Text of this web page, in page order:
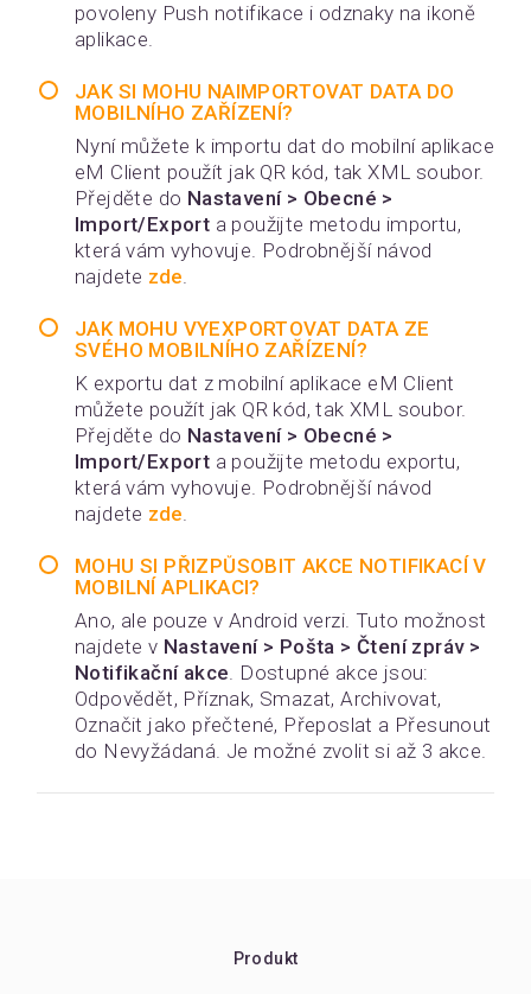
povoleny Push notifikace i odznaky na ikoně
aplikace.
JAK SI MOHU NAIMPORTOVAT DATA DO
MOBILNÍHO ZAŘÍZENÍ?
Nyní můžete k importu dat do mobilní aplikace
eM Client použít jak QR kód, tak XML soubor.
Přejděte do Nastavení > Obecné >
Import/Export a použijte metodu importu,
která vám vyhovuje. Podrobnější návod
najdete zde.
JAK MOHU VYEXPORTOVAT DATA ZE
SVÉHO MOBILNÍHO ZAŘÍZENÍ?
K exportu dat z mobilní aplikace eM Client
můžete použít jak QR kód, tak XML soubor.
Přejděte do Nastavení > Obecné >
Import/Export a použijte metodu exportu,
která vám vyhovuje. Podrobnější návod
najdete zde.
MOHU SI PŘIZPŮSOBIT AKCE NOTIFIKACÍ V
MOBILNÍ APLIKACI?
Ano, ale pouze v Android verzi. Tuto možnost
najdete v Nastavení > Pošta > Čtení zpráv >
Notifikační akce. Dostupné akce jsou:
Odpovědět, Příznak, Smazat, Archivovat,
Označit jako přečtené, Přeposlat a Přesunout
do Nevyžádaná. Je možné zvolit si až 3 akce.
Produkt